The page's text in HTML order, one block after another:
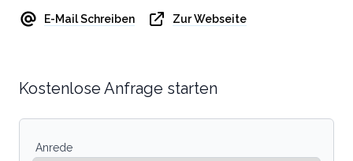
E-Mail Schreiben Zur Webseite
Kostenlose Anfrage starten
Anrede